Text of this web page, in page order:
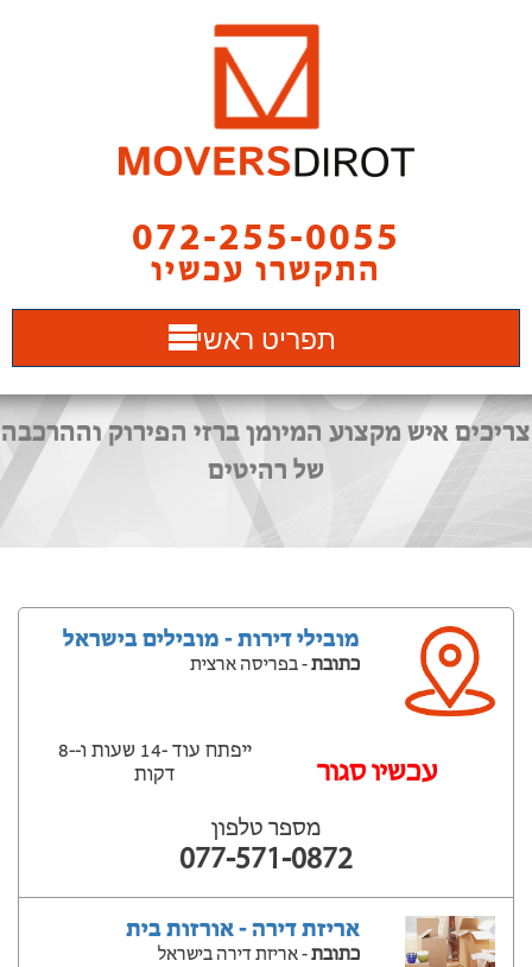
072-255-0055
התקשרו עכשיו
תפריט ראשי
צריכים איש מקצוע המיומן ברזי הפירוק וההרכבה
של רהיטים
מובילי דירות - מובילים בישראל
כתובת- בפריסה ארצית
‫עכשיו סגור
ייפתח עוד -14 שעות ‫ו--8
דקות
מספר טלפון
077-571-0872
אריזת דירה - אורזות בית
כתובת- אריזת דירה בישראל